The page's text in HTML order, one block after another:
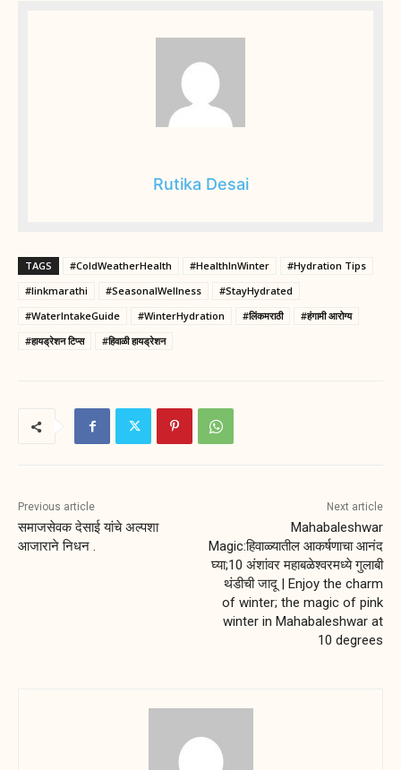
Rutika Desai
TAGS #ColdWeatherHealth #HealthInWinter
#Hydration Tips
#linkmarathi
#SeasonalWellness
#StayHydrated
#WaterIntakeGuide
#WinterHydration #लिंकमराठी
#हंगामी आरोग्य
#हायड्रेशन टिप्स
#हिवाळी हायड्रेशन
Previous article
समाजसेवक देसाई यांचे अल्पशा
आजाराने निधन .
Next article
Mahabaleshwar
Magic:हिवाळ्यातील आकर्षणाचा आनंद
घ्या;10 अंशांवर महाबळेश्वरमध्ये गुलाबी
थंडीची जादू | Enjoy the charm
of winter; the magic of pink
winter in Mahabaleshwar at
10 degrees